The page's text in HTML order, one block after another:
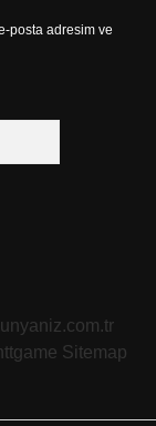
posta adresim ve
Sitemap